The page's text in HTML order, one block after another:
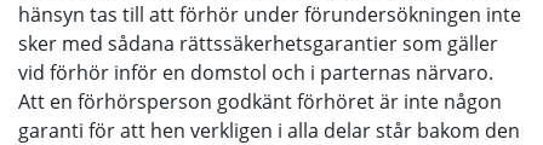
hänsyn tas till att förhör under förundersökningen inte
sker med sådana rättssäkerhetsgarantier som gäller
vid förhör inför en domstol och i parternas närvaro.
Att en förhörsperson godkänt förhöret är inte någon
garanti för att hen verkligen i alla delar står bakom den